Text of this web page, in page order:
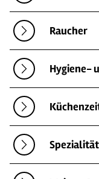
Raucher
Hygiene-